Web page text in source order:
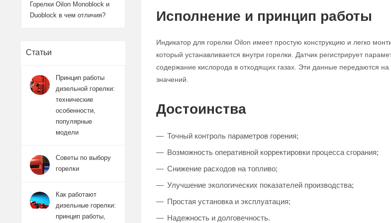
Исполнение и принцип работы
Индикатор для горелки Oilon имеет простую конструкцию и легко
который устанавливается внутри горелки. Датчик регистрирует
содержание кислорода в отходящих газах. Эти данные передаются
значений.
Достоинства
Точный контроль параметров горения;
Возможность оперативной корректировки процесса сгорания;
Снижение расходов на топливо;
Улучшение экологических показателей производства;
Простая установка и эксплуатация;
Надежность и долговечность.
Горелки Oilon Monoblock и
Duoblock в чем отличия?
Статьи
Принцип работы
дизельной горелки:
технические
особенности,
популярные
модели
Советы по выбору
горелки
Как работают
дизельные горелки:
принцип работы,